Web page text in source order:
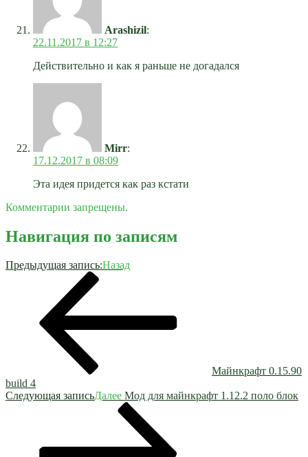
Arashizil:
22.11.2017 в 12:27
Действительно и как я раньше не догадался
Mirr:
17.12.2017 в 08:09
Эта идея придется как раз кстати
Комментарии запрещены.
Навигация по записям
Предыдущая запись:Назад
Майнкрафт 0.15.90
build 4
Следующая записьДалее Мод для майнкрафт 1.12.2 поло блок